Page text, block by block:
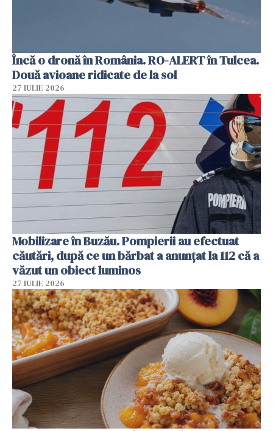
Încă o dronă în România. RO-ALERT în Tulcea.
Două avioane ridicate de la sol
27 IULIE 2026
Mobilizare în Buzău. Pompierii au efectuat
căutări, după ce un bărbat a anunțat la 112 că a
văzut un obiect luminos
27 IULIE 2026